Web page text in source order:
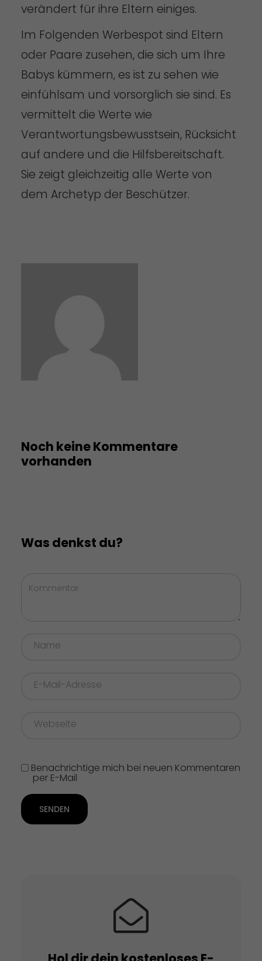
verändert für ihre Eltern einiges.
Im Folgenden Werbespot sind Eltern
oder Paare zusehen, die sich um Ihre
Babys kümmern, es ist zu sehen wie
einfühlsam und vorsorglich sie sind. Es
vermittelt die Werte wie
Verantwortungsbewusstsein, Rücksicht
auf andere und die Hilfsbereitschaft.
Sie zeigt gleichzeitig alle Werte von
dem Archetyp der Beschützer.
Noch keine Kommentare
vorhanden
Was denkst du?
Benachrichtige mich bei neuen Kommentaren
per E-Mail
SENDEN